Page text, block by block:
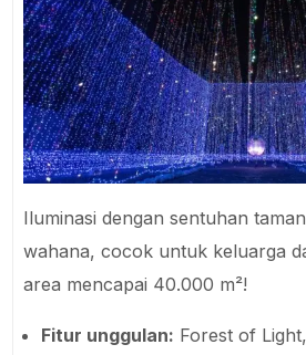
Iluminasi dengan sentuhan
wahana, cocok untuk keluarga
area mencapai 40.000 m²!
Fitur unggulan: Forest of